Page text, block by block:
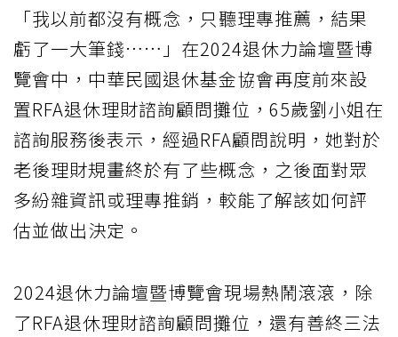
「我以前都沒有概念，只聽理專推薦，結果
虧了一大筆錢……」在2024退休力論壇暨博
覽會中，中華民國退休基金協會再度前來設
置RFA退休理財諮詢顧問攤位，65歲劉小姐在
諮詢服務後表示，經過RFA顧問說明，她對於
老後理財規畫終於有了些概念，之後面對眾
多紛雜資訊或理專推銷，較能了解該如何評
估並做出決定。
2024退休力論壇暨博覽會現場熱鬧滾滾，除
了RFA退休理財諮詢顧問攤位，還有善終三法